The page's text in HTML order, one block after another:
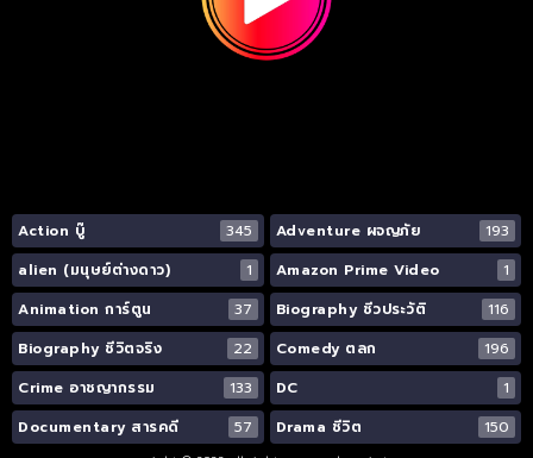
Action บู๊ 345 Adventure ผจญภัย
193
alien (มนุษย์ต่างดาว)
1 Amazon Prime Video
1
Animation การ์ตูน
37 Biography ชีวประวัติ
116
Biography ชีวิตจริง
22 Comedy ตลก
196
Crime อาชญากรรม
133 DC
1
Documentary สารคดี
57 Drama ชีวิต 150